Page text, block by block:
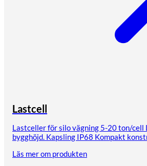
Lastcell
Lastceller för silo vägning 5-20 ton/cell
bygghöjd. Kapsling IP68 Kompakt
Läs mer om produkten